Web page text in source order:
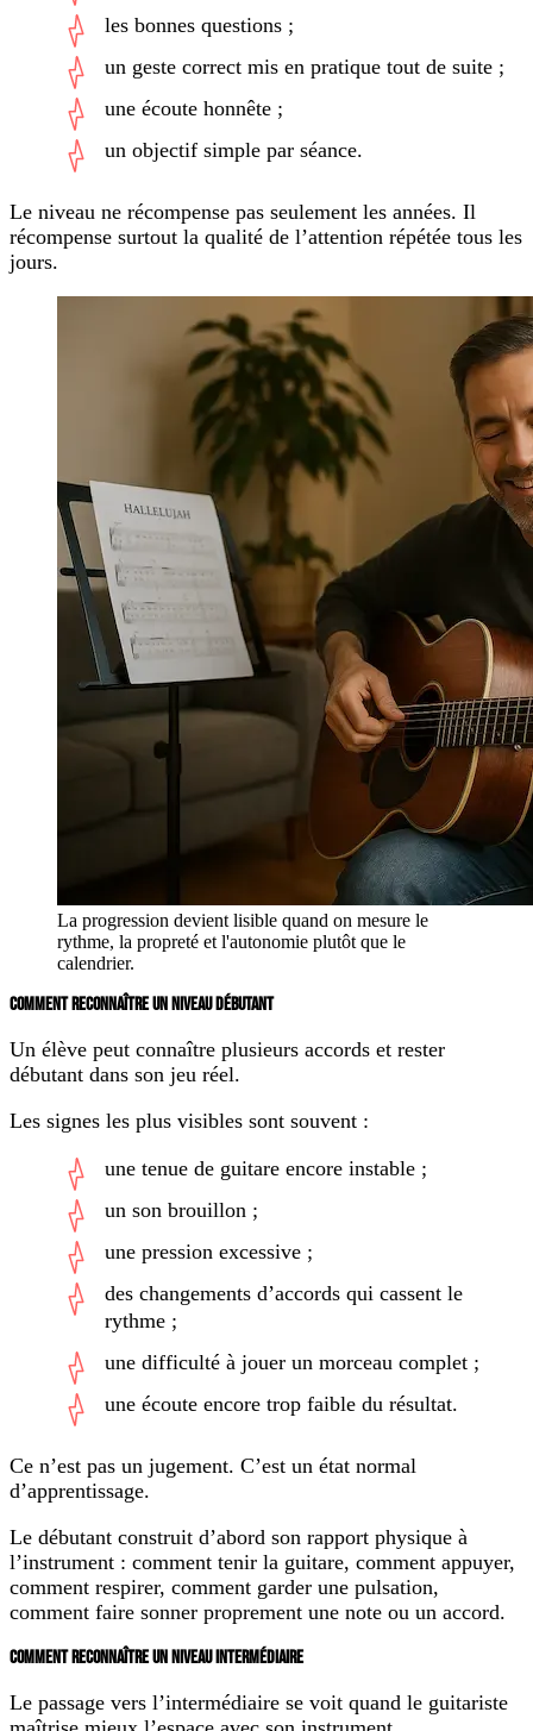
les bonnes questions ;
un geste correct mis en pratique tout de suite ;
une écoute honnête ;
un objectif simple par séance.
Le niveau ne récompense pas seulement les années. Il
récompense surtout la qualité de l’attention répétée tous les
jours.
La progression devient lisible quand on mesure le
rythme, la propreté et l'autonomie plutôt que le
calendrier.
COMMENT RECONNAÎTRE UN NIVEAU DÉBUTANT
Un élève peut connaître plusieurs accords et rester
débutant dans son jeu réel.
Les signes les plus visibles sont souvent :
une tenue de guitare encore instable ;
un son brouillon ;
une pression excessive ;
des changements d’accords qui cassent le
rythme ;
une difficulté à jouer un morceau complet ;
une écoute encore trop faible du résultat.
Ce n’est pas un jugement. C’est un état normal
d’apprentissage.
Le débutant construit d’abord son rapport physique à
l’instrument : comment tenir la guitare, comment appuyer,
comment respirer, comment garder une pulsation,
comment faire sonner proprement une note ou un accord.
COMMENT RECONNAÎTRE UN NIVEAU INTERMÉDIAIRE
Le passage vers l’intermédiaire se voit quand le guitariste